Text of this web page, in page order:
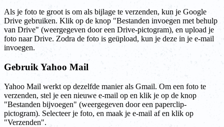
Als je foto te groot is om als bijlage te verzenden, kun je Google
Drive gebruiken. Klik op de knop "Bestanden invoegen met behulp
van Drive" (weergegeven door een Drive-pictogram), en upload je
foto naar Drive. Zodra de foto is geüpload, kun je deze in je e-mail
invoegen.
Gebruik Yahoo Mail
Yahoo Mail werkt op dezelfde manier als Gmail. Om een foto te
verzenden, stel je een nieuwe e-mail op en klik je op de knop
"Bestanden bijvoegen" (weergegeven door een paperclip-
pictogram). Selecteer je foto, en maak je e-mail af en klik op
"Verzenden".